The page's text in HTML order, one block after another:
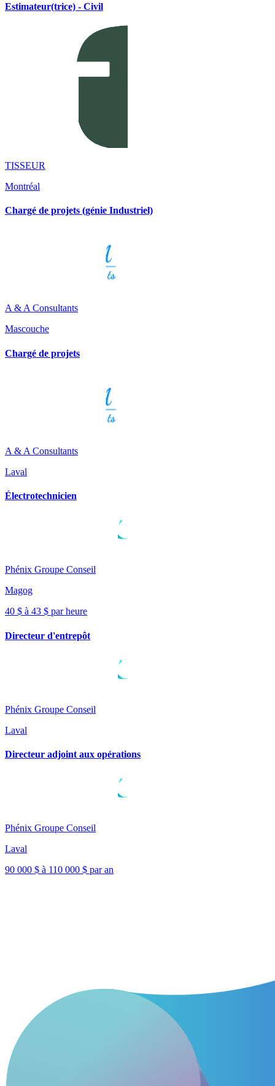
Estimateur(trice) - Civil
TISSEUR
Montréal
Chargé de projets (génie Industriel)
A & A Consultants
Mascouche
Chargé de projets
A & A Consultants
Laval
Électrotechnicien
Phénix Groupe Conseil
Magog
40 $ à 43 $ par heure
Directeur d'entrepôt
Phénix Groupe Conseil
Laval
Directeur adjoint aux opérations
Phénix Groupe Conseil
Laval
90 000 $ à 110 000 $ par an